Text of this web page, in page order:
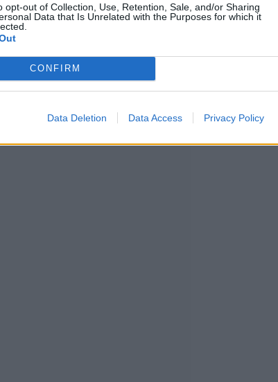
opt-out of Collection, Use, Retention, Sale, and/or Sharing
Data that Is Unrelated with the Purposes for which it
CONFIRM
Data Deletion Data Access Privacy Policy
jotka pitivät sisällään
julkaisematonta musiikkia